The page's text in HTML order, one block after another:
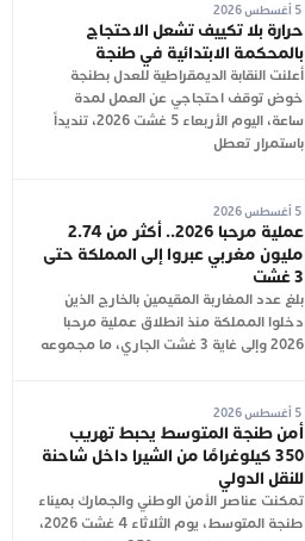
5 أغسطس 2026
حرارة بلا تكييف تشعل الاحتجاج
بالمحكمة الابتدائية في طنجة
أعلنت النقابة الديمقراطية للعدل بطنجة
خوض توقف احتجاجي عن العمل لمدة
ساعة، اليوم الأربعاء 5 غشت 2026، تنديداً
باستمرار تعطل
5 أغسطس 2026
عملية مرحبا 2026.. أكثر من 2.74
مليون مغربي عبروا إلى المملكة حتى
3 غشت
بلغ عدد المغاربة المقيمين بالخارج الذين
دخلوا المملكة منذ انطلاق عملية مرحبا
2026 وإلى غاية 3 غشت الجاري، ما مجموعه
5 أغسطس 2026
أمن طنجة المتوسط يحبط تهريب
350 كيلوغرامًا من الشيرا داخل شاحنة
للنقل الدولي
تمكنت عناصر الأمن الوطني والجمارك بميناء
طنجة المتوسط، يوم الثلاثاء 4 غشت 2026،